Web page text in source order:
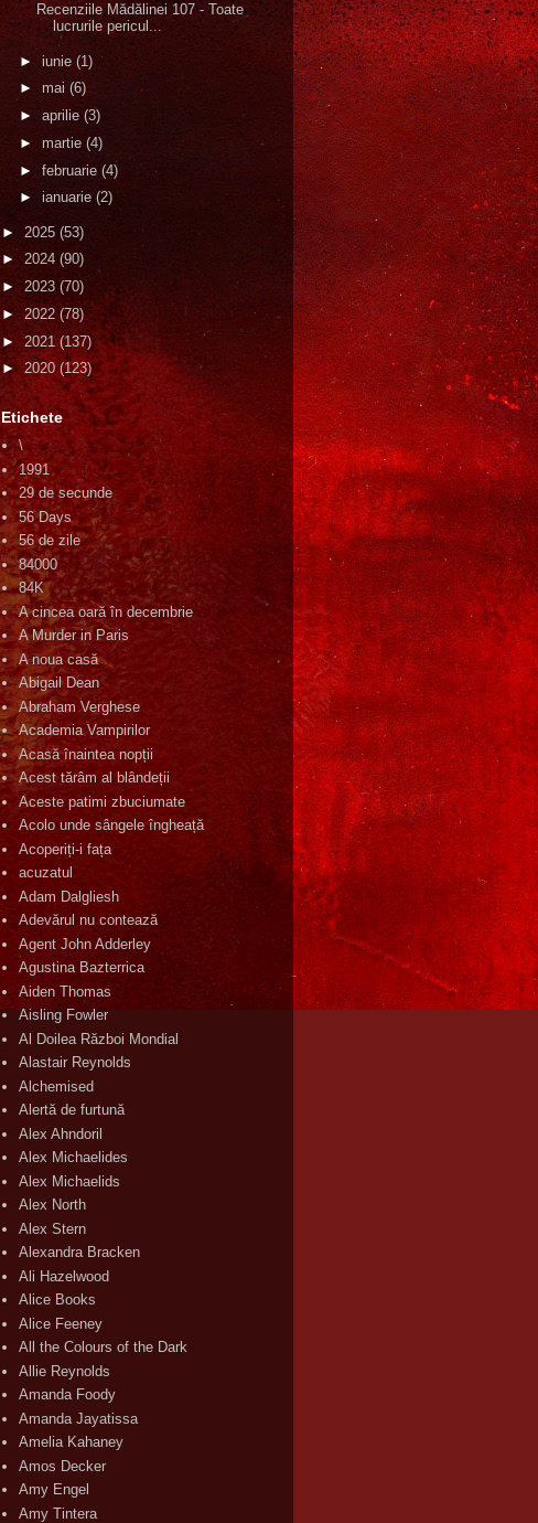
Recenziile Mădălinei 107 - Toate
lucrurile pericul...
► iunie (1)
► mai (6)
► aprilie (3)
► martie (4)
► februarie (4)
► ianuarie (2)
► 2025 (53)
► 2024 (90)
► 2023 (70)
► 2022 (78)
► 2021(137)
► 2020(123)
Etichete
\
1991
29 de secunde
56 Days
56 de zile
84000
84K
A cincea oară în decembrie
A Murder in Paris
A noua casă
Abigail Dean
Abraham Verghese
Academia Vampirilor
Acasă înaintea nopții
Acest tărâm al blândeții
Aceste patimi zbuciumate
Acolo unde sângele îngheață
Acoperiți-i fața
acuzatul
Adam Dalgliesh
Adevărul nu contează
Agent John Adderley
Agustina Bazterrica
Aiden Thomas
Aisling Fowler
Al Doilea Război Mondial
Alastair Reynolds
Alchemised
Alertă de furtună
Alex Ahndoril
Alex Michaelides
Alex Michaelids
Alex North
Alex Stern
Alexandra Bracken
Ali Hazelwood
Alice Books
Alice Feeney
All the Colours of the Dark
Allie Reynolds
Amanda Foody
Amanda Jayatissa
Amelia Kahaney
Amos Decker
Amy Engel
Amy Tintera